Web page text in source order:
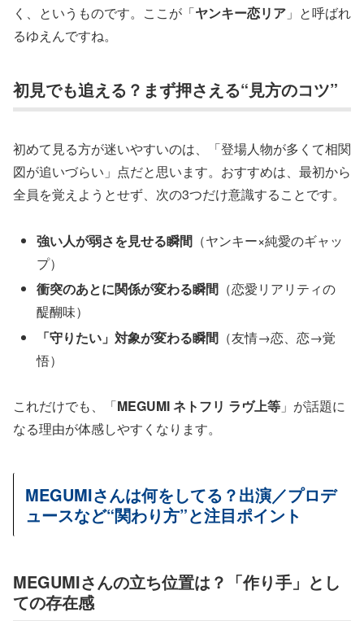
く、というものです。ここが「ヤンキー恋リア 」と呼ばれ
るゆえんですね。
初見でも追える？まず押さえる“見方のコツ”
初めて見る方が迷いやすいのは、「登場人物が多くて相関
図が追いづらい」点だと思います。おすすめは、最初から
全員を覚えようとせず、次の3つだけ意識することです。
強い人が弱さを見せる瞬間 （ヤンキー×純愛のギャッ
プ）
衝突のあとに関係が変わる瞬間 （恋愛リアリティの
醍醐味）
「守りたい」対象が変わる瞬間 （友情→恋、恋→覚
悟）
これだけでも、「MEGUMI ネトフリ ラヴ上等 」が話題に
なる理由が体感しやすくなります。
MEGUMIさんは何をしてる？出演／プロデ
ュースなど“関わり方”と注目ポイント
MEGUMIさんの立ち位置は？「作り手」とし
ての存在感